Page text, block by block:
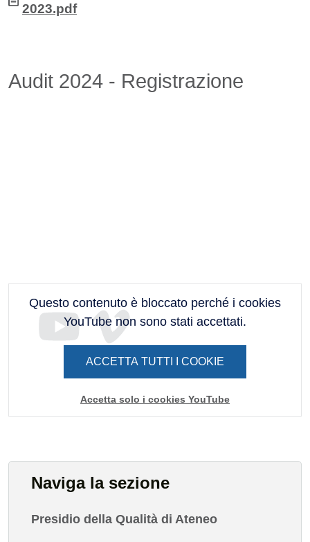
2023.pdf
Audit 2024 - Registrazione
Questo contenuto è bloccato perché i cookies
YouTube non sono stati accettati.
ACCETTA TUTTI I COOKIE
Accetta solo i cookies YouTube
Naviga la sezione
Presidio della Qualità di Ateneo